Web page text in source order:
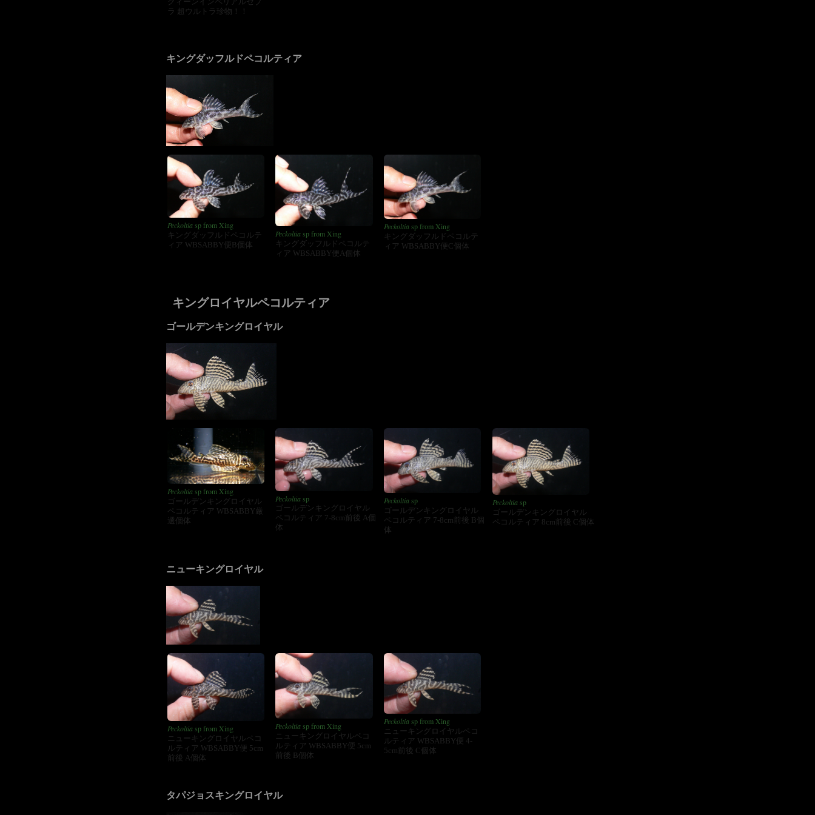
クィーンインペリアルゼブ
ラ 超ウルトラ珍物！！
キングダッフルドペコルティア
Peckoltiasp from Xing
キングダッフルドペコルテ
ィア WBSABBY便B個体
Peckoltiasp from Xing
キングダッフルドペコルテ
ィア WBSABBY便A個体
Peckoltiasp from Xing
キングダッフルドペコルテ
ィア WBSABBY便C個体
キングロイヤルペコルティア
ゴールデンキングロイヤル
Peckoltiasp from Xing
ゴールデンキングロイヤル
ペコルティア WBSABBY厳
選個体
Peckoltiasp
ゴールデンキングロイヤル
ペコルティア 7-8cm前後 A個
体
Peckoltiasp
ゴールデンキングロイヤル
ペコルティア 7-8cm前後 B個
体
Peckoltiasp
ゴールデンキングロイヤル
ペコルティア 8cm前後 C個体
ニューキングロイヤル
Peckoltiasp from Xing
ニューキングロイヤルペコ
ルティア WBSABBY便 5cm
前後 A個体
Peckoltiasp from Xing
ニューキングロイヤルペコ
ルティア WBSABBY便 5cm
前後 B個体
Peckoltiasp from Xing
ニューキングロイヤルペコ
ルティア WBSABBY便 4-
5cm前後 C個体
タパジョスキングロイヤル